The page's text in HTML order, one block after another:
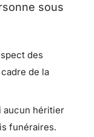
sous
des
de la
aucun héritier
funéraires.